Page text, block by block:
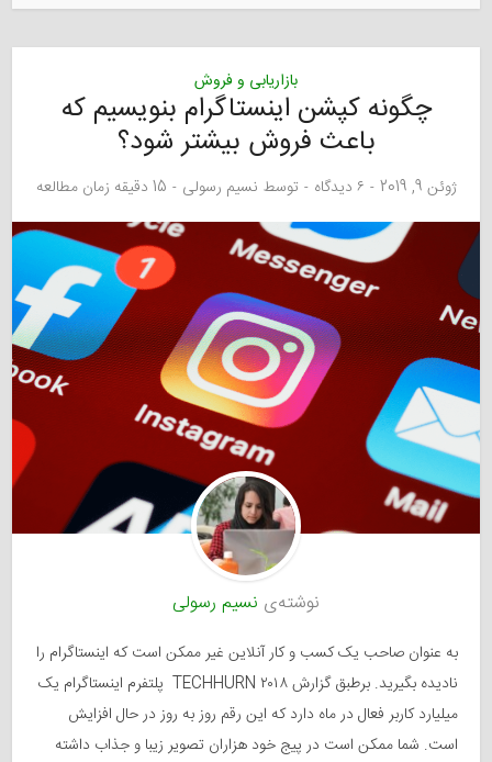
بازاریابی و فروش
چگونه کپشن اینستاگرام بنویسیم که
باعث فروش بیشتر شود؟
ژوئن 9, 2019 ۶ دیدگاه توسط نسیم رسولی 15 دقیقه زمان مطالعه
نوشته‌ی نسیم رسولی
به عنوان صاحب یک کسب و کار آنلاین غیر ممکن است که اینستاگرام را
نادیده بگیرید. برطبق گزارش ۲۰۱۸ TECHHURN پلتفرم اینستاگرام یک
میلیارد کاربر فعال در ماه دارد که این رقم روز به روز در حال افزایش
است. شما ممکن است در پیج خود هزاران تصویر زیبا و جذاب داشته